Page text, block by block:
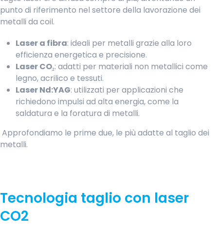
punto di riferimento nel settore della lavorazione dei
metalli da coil.
Laser a fibra: ideali per metalli grazie alla loro
efficienza energetica e precisione.
Laser CO₂: adatti per materiali non metallici come
legno, acrilico e tessuti.
Laser Nd:YAG: utilizzati per applicazioni che
richiedono impulsi ad alta energia, come la
saldatura e la foratura di metalli.
Approfondiamo le prime due, le più adatte al taglio dei
metalli.
Tecnologia taglio con laser
CO2